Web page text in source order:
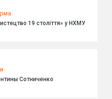
19 століття» у НХМУ
Сотниченко